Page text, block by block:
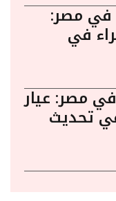
في مصر:
6745 للشراء في
مصر: عيار
في تحديث